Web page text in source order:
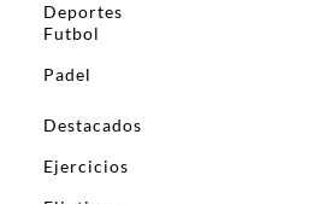
Deportes
Futbol
Padel
Destacados
Ejercicios